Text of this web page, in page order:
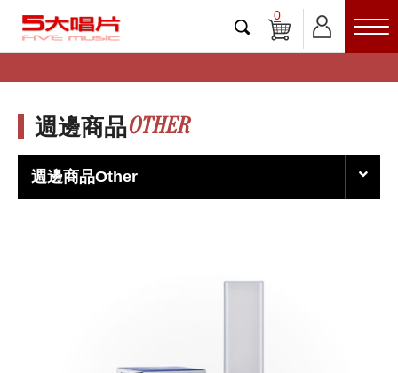
0
週邊商品OTHER
週邊商品Other